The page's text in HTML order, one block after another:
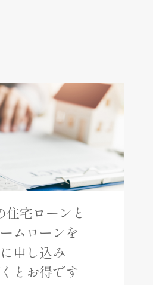
住宅ローンと
ムローンを
申し込み
とお得です